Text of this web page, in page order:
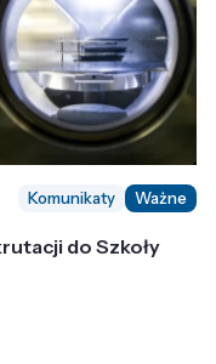
Komunikaty Ważne
do Szkoły